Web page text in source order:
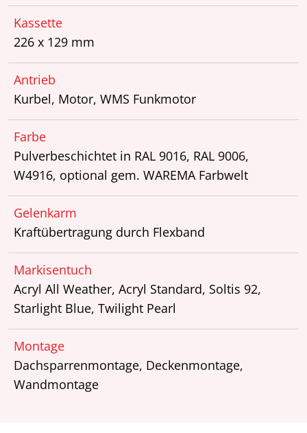
Kassette
226 x 129 mm
Antrieb
Kurbel, Motor, WMS Funkmotor
Farbe
Pulverbeschichtet in RAL 9016, RAL 9006,
W4916, optional gem. WAREMA Farbwelt
Gelenkarm
Kraftübertragung durch Flexband
Markisentuch
Acryl All Weather, Acryl Standard, Soltis 92,
Starlight Blue, Twilight Pearl
Montage
Dachsparrenmontage, Deckenmontage,
Wandmontage